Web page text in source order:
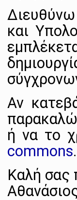
και
Αν
ή να το
commons.
Kαλή σας